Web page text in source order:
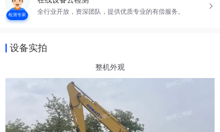
检测专家 全行业开放，资深团队，提供优质专业的有偿服务。
设备实拍
整机外观